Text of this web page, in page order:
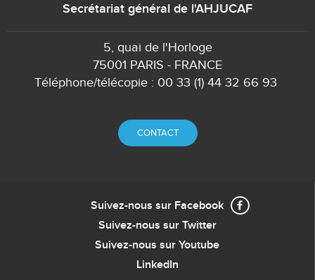
Secrétariat général de l'AHJUCAF
5, quai de l'Horloge
75001 PARIS - FRANCE
Téléphone/télécopie : 00 33 (1) 44 32 66 93
CONTACT
Suivez-nous sur Facebook
Suivez-nous sur Twitter
Suivez-nous sur Youtube
LinkedIn